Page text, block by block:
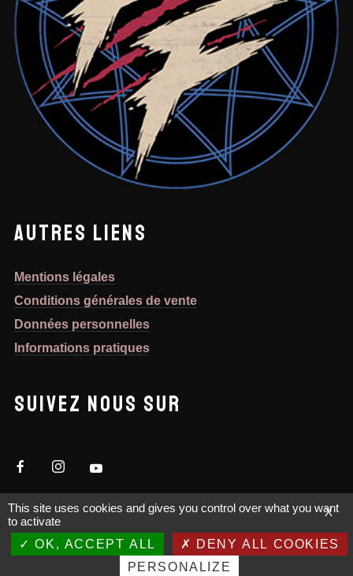
AUTRES LIENS
Mentions légales
Conditions générales de vente
Données personnelles
Informations pratiques
SUIVEZ NOUS SUR
NEWSLETTER
X
This site uses cookies and gives you control over what you want
to activate
OK, ACCEPT ALL
DENY ALL COOKIES
PERSONALIZE